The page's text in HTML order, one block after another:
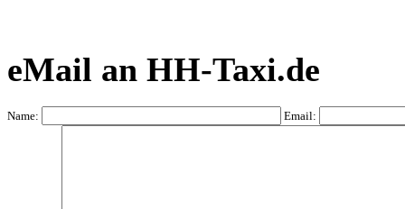
eMail an HH-Taxi.de
Name: Email: